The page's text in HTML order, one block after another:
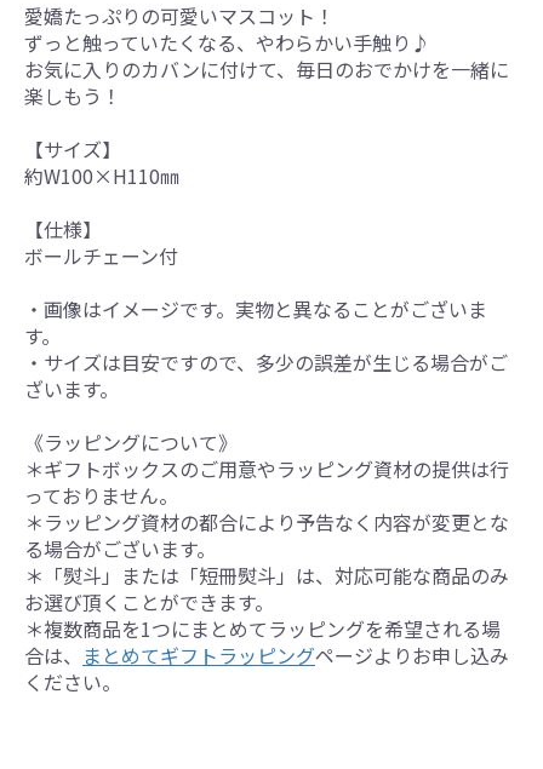
愛嬌たっぷりの可愛いマスコット！
ずっと触っていたくなる、やわらかい手触り♪
お気に入りのカバンに付けて、毎日のおでかけを一緒に
楽しもう！
【サイズ】
約W100×H110㎜
【仕様】
ボールチェーン付
・画像はイメージです。実物と異なることがございま
す。
・サイズは目安ですので、多少の誤差が生じる場合がご
ざいます。
《ラッピングについて》
＊ギフトボックスのご用意やラッピング資材の提供は行
っておりません。
＊ラッピング資材の都合により予告なく内容が変更とな
る場合がございます。
＊「熨斗」または「短冊熨斗」は、対応可能な商品のみ
お選び頂くことができます。
＊複数商品を1つにまとめてラッピングを希望される場
合は、 まとめてギフトラッピングページよりお申し込み
ください。